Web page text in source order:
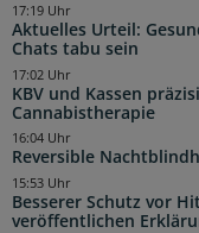
Aktuelles Urteil:
Chats tabu sein
17:19 Uhr
KBV und Kassen
Cannabistherapie
17:02 Uhr
Reversible
16:04 Uhr
Besserer Schutz vor
veröffentlichen
15:53 Uhr